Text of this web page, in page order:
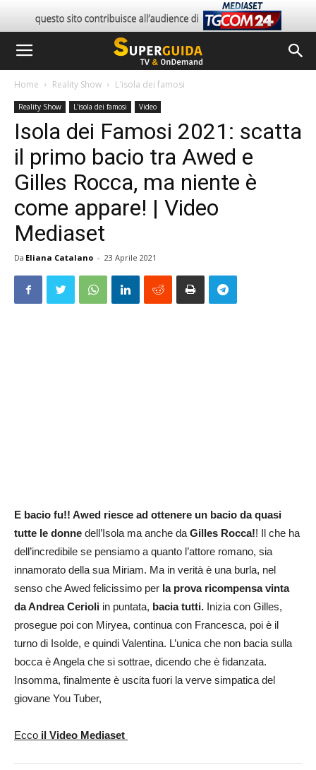
Home Reality Show L'isola dei famosi
Reality Show L'isola dei famosi Video
Isola dei Famosi 2021: scatta
il primo bacio tra Awed e
Gilles Rocca, ma niente è
come appare! | Video
Mediaset
Da Eliana Catalano - 23 Aprile 2021
E bacio fu!! Awed riesce ad ottenere un bacio da quasi
tutte le donne dell’Isola ma anche daGilles Rocca!! Il che ha
dell’incredibile se pensiamo a quanto l’attore romano, sia
innamorato della sua Miriam. Ma in verità è una burla, nel
senso che Awed felicissimo per la prova ricompensa vinta
da Andrea Cerioli in puntata, bacia tutti. Inizia con Gilles,
prosegue poi con Miryea, continua con Francesca, poi è il
turno di Isolde, e quindi Valentina. L’unica che non bacia sulla
bocca è Angela che si sottrae, dicendo che è fidanzata.
Insomma, finalmente è uscita fuori la verve simpatica del
giovane You Tuber,
Ecco il Video Mediaset